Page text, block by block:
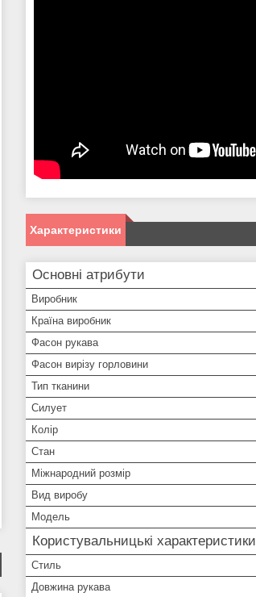
Характеристики
Основні атрибути
Виробник
Країна виробник
Фасон рукава
Фасон вирізу горловини
Тип тканини
Силует
Колір
Стан
Міжнародний розмір
Вид виробу
Модель
Користувальницькі характеристики
Стиль
Довжина рукава